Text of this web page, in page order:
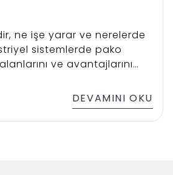
ne işe yarar ve nerelerde
sistemlerde pako
ve avantajlarını
DEVAMINI OKU